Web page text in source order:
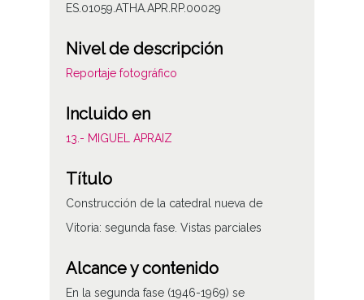
ES.01059.ATHA.APR.RP.00029
Nivel de descripción
Reportaje fotográfico
Incluido en
13.- MIGUEL APRAIZ
Título
Construcción de la catedral nueva de
Vitoria: segunda fase. Vistas parciales
Alcance y contenido
En la segunda fase (1946-1969) se